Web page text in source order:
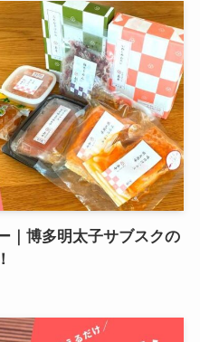
｜博多明太子サブスクの